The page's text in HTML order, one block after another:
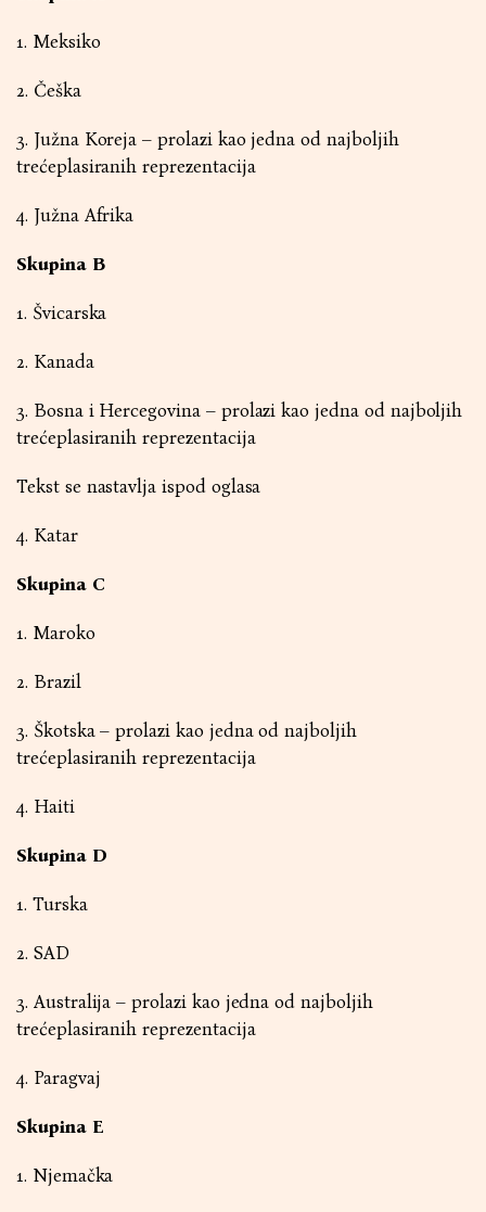
1. Meksiko
2. Češka
3. Južna Koreja – prolazi kao jedna od najboljih
trećeplasiranih reprezentacija
4. Južna Afrika
Skupina B
1. Švicarska
2. Kanada
3. Bosna i Hercegovina – prolazi kao jedna od najboljih
trećeplasiranih reprezentacija
Tekst se nastavlja ispod oglasa
4. Katar
Skupina C
1. Maroko
2. Brazil
3. Škotska – prolazi kao jedna od najboljih
trećeplasiranih reprezentacija
4. Haiti
Skupina D
1. Turska
2. SAD
3. Australija – prolazi kao jedna od najboljih
trećeplasiranih reprezentacija
4. Paragvaj
Skupina E
1. Njemačka